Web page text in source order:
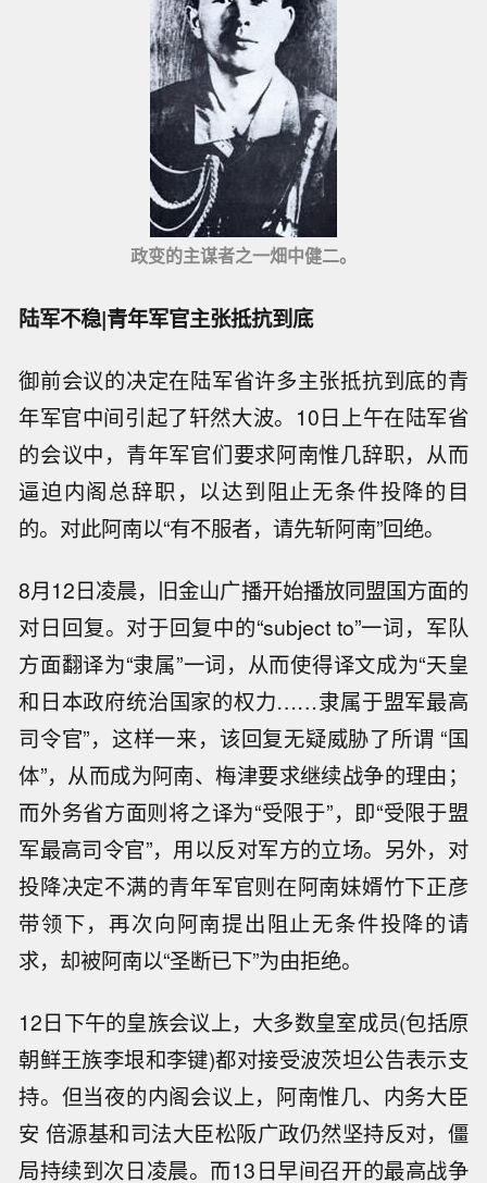
政变的主谋者之一畑中健二。
陆军不稳|青年军官主张抵抗到底
御前会议的决定在陆军省许多主张抵抗到底的青
年军官中间引起了轩然大波。10日上午在陆军省
的会议中，青年军官们要求阿南惟几辞职，从而
逼迫内阁总辞职，以达到阻止无条件投降的目
的。对此阿南以“有不服者，请先斩阿南”回绝。
8月12日凌晨，旧金山广播开始播放同盟国方面的
对日回复。对于回复中的“subject to”一词，军队
方面翻译为“隶属”一词，从而使得译文成为“天皇
和日本政府统治国家的权力……隶属于盟军最高
司令官”，这样一来，该回复无疑威胁了所谓 “国
体”，从而成为阿南、梅津要求继续战争的理由；
而外务省方面则将之译为“受限于”，即“受限于盟
军最高司令官”，用以反对军方的立场。另外，对
投降决定不满的青年军官则在阿南妹婿竹下正彦
带领下，再次向阿南提出阻止无条件投降的请
求，却被阿南以“圣断已下”为由拒绝。
12日下午的皇族会议上，大多数皇室成员(包括原
朝鲜王族李垠和李键)都对接受波茨坦公告表示支
持。但当夜的内阁会议上，阿南惟几、内务大臣
安 倍源基和司法大臣松阪广政仍然坚持反对，僵
局持续到次日凌晨。而13日早间召开的最高战争